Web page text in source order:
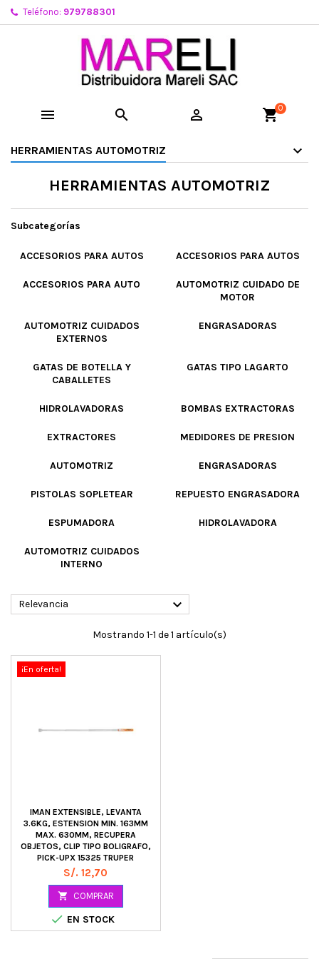
Teléfono: 979788301
   shopping_cart0
HERRAMIENTAS AUTOMOTRIZ
HERRAMIENTAS AUTOMOTRIZ
Subcategorías
ACCESORIOS PARA AUTOS ACCESORIOS PARA AUTOS
ACCESORIOS PARA AUTO
AUTOMOTRIZ CUIDADO DE
MOTOR
AUTOMOTRIZ CUIDADOS
EXTERNOS
ENGRASADORAS
GATAS DE BOTELLA Y
CABALLETES
GATAS TIPO LAGARTO
HIDROLAVADORAS BOMBAS EXTRACTORAS
EXTRACTORES MEDIDORES DE PRESION
AUTOMOTRIZ ENGRASADORAS
PISTOLAS SOPLETEAR REPUESTO ENGRASADORA
ESPUMADORA HIDROLAVADORA
AUTOMOTRIZ CUIDADOS
INTERNO
Relevancia 
Mostrando 1-1 de 1 artículo(s)
¡En oferta!
IMAN EXTENSIBLE, LEVANTA
3.6KG, ESTENSION MIN. 163MM
MAX. 630MM, RECUPERA
OBJETOS, CLIP TIPO BOLIGRAFO,
PICK-UPX 15325 TRUPER
Precio
S/. 12,70
 COMPRAR
 EN STOCK